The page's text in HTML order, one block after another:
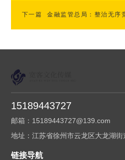
下一篇 金融监管总局：整治无序
15189443727
邮箱：15189443727@139.com
地址：江苏省徐州市云龙区大龙湖
链接导航